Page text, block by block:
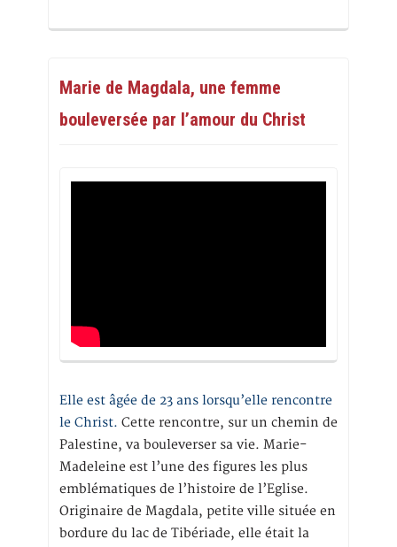
Marie de Magdala, une femme
bouleversée par l’amour du Christ
Elle est âgée de 23 ans lorsqu’elle rencontre
le Christ. Cette rencontre, sur un chemin de
Palestine, va bouleverser sa vie. Marie-
Madeleine est l’une des figures les plus
emblématiques de l’histoire de l’Eglise.
Originaire de Magdala, petite ville située en
bordure du lac de Tibériade, elle était la